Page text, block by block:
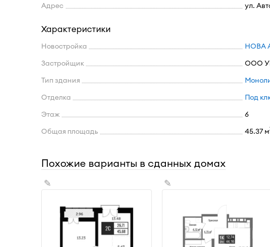
Адрес
ул.
Характеристики
Новостройка
НОВА
Застройщик
ООО
Тип здания
Отделка
Под
Этаж
6
Общая площадь
45.37 м
Похожие варианты в сданных домах
✎ ✎